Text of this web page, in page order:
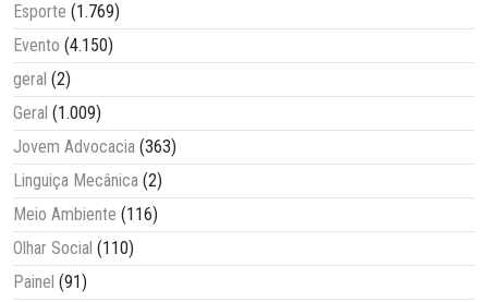
Esporte (1.769)
Evento (4.150)
geral (2)
Geral (1.009)
Jovem Advocacia (363)
Linguiça Mecânica (2)
Meio Ambiente (116)
Olhar Social (110)
Painel (91)